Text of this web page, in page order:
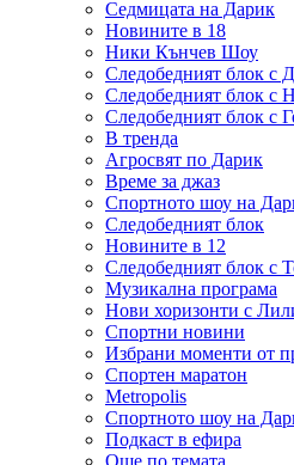
Седмицата на Дарик
Новините в 18
Ники Кънчев Шоу
Следобедният блок с
Следобедният блок с
Следобедният блок с
В тренда
Агросвят по Дарик
Време за джаз
Спортното шоу на
Следобедният блок
Новините в 12
Следобедният блок с
Музикална програма
Нови хоризонти с
Спортни новини
Избрани моменти от
Спортен маратон
Metropolis
Спортното шоу на
Подкаст в ефира
Още по темата